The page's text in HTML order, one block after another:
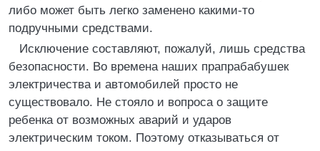
либо может быть легко заменено какими-то
подручными средствами.
Исключение составляют, пожалуй, лишь средства
безопасности. Во времена наших прапрабабушек
электричества и автомобилей просто не
существовало. Не стояло и вопроса о защите
ребенка от возможных аварий и ударов
электрическим током. Поэтому отказываться от